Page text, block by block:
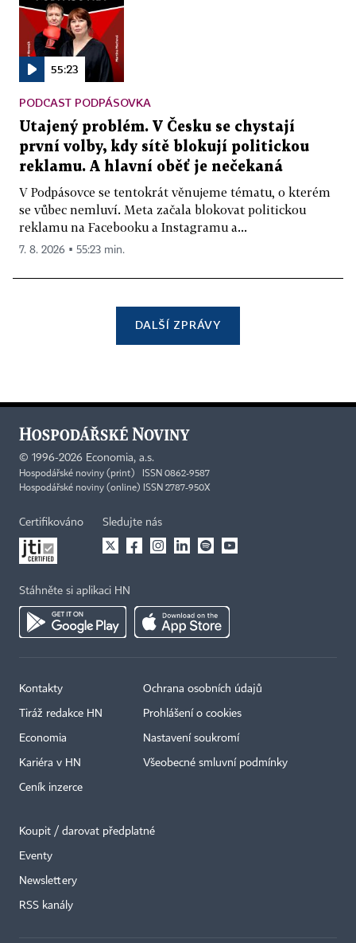
55:23
PODCAST PODPÁSOVKA
Utajený problém. V Česku se chystají
první volby, kdy sítě blokují politickou
reklamu. A hlavní oběť je nečekaná
V Podpásovce se tentokrát věnujeme tématu, o kterém
se vůbec nemluví. Meta začala blokovat politickou
reklamu na Facebooku a Instagramu a...
7. 8. 2026 ▪ 55:23 min.
DALŠÍ ZPRÁVY
© 1996-2026 Economia, a.s.
Hospodářské noviny (print) ISSN 0862-9587
Hospodářské noviny (online) ISSN 2787-950X
Certifikováno Sledujte nás
Stáhněte si aplikaci HN
Kontakty
Tiráž redakce HN
Economia
Kariéra v HN
Ceník inzerce
Ochrana osobních údajů
Prohlášení o cookies
Nastavení soukromí
Všeobecné smluvní podmínky
Koupit / darovat předplatné
Eventy
Newslettery
RSS kanály